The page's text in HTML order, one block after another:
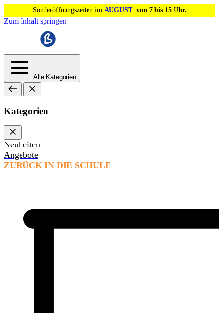
Sonderöffnungszeiten im AUGUST: von 7 bis 15 Uhr.
Zum Inhalt springen
Alle Kategorien
Kategorien
Neuheiten
Angebote
ZURÜCK IN DIE SCHULE